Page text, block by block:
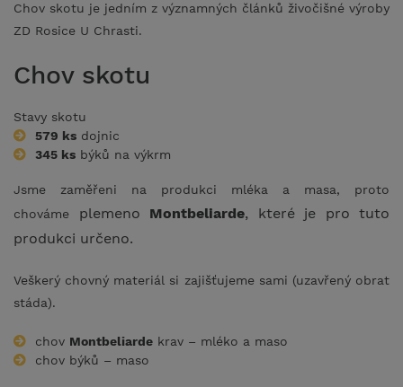
Chov skotu je jedním z významných článků živočišné výroby
ZD Rosice U Chrasti.
Chov skotu
Stavy skotu
579 ks dojnic
345 ks býků na výkrm
Jsme zaměřeni na produkci mléka a masa, proto
chováme plemeno Montbeliarde, které je pro tuto
produkci určeno.
Veškerý chovný materiál si zajišťujeme sami (uzavřený obrat
stáda).
chov Montbeliarde krav – mléko a maso
chov býků – maso